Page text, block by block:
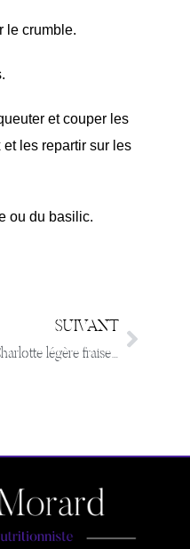
le crumble.
et couper les
les repartir sur les
ou du basilic.
SUIVANT
Charlotte légère fraises et fromage blanc